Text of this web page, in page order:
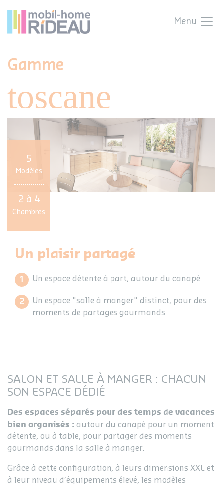
Menu
Gamme
toscane
5
Modèles
2 à 4
Chambres
Un plaisir partagé
Un espace détente à part, autour du canapé
Un espace "salle à manger" distinct, pour des
moments de partages gourmands
SALON ET SALLE À MANGER : CHACUN
SON ESPACE DÉDIÉ
Des espaces séparés pour des temps de vacances
bien organisés : autour du canapé pour un moment
détente, ou à table, pour partager des moments
gourmands dans la salle à manger.
Grâce à cette configuration, à leurs dimensions XXL et
à leur niveau d’équipements élevé, les modèles